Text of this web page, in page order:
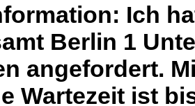
Ich
Berlin 1
angefordert.
Wartezeit ist